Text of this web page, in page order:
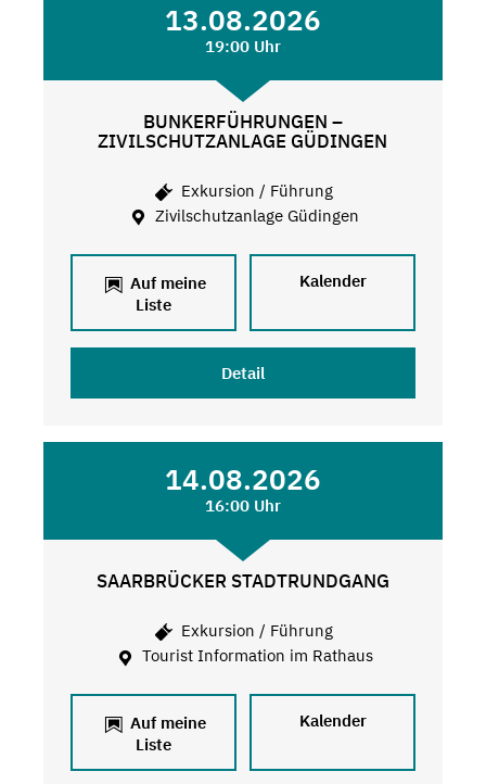
13.08.2026
19:00 Uhr
BUNKERFÜHRUNGEN –
ZIVILSCHUTZANLAGE GÜDINGEN
Exkursion / Führung
Zivilschutzanlage Güdingen
Auf meine
Liste
Kalender
Detail
14.08.2026
16:00 Uhr
SAARBRÜCKER STADTRUNDGANG
Exkursion / Führung
Tourist Information im Rathaus
Auf meine
Liste
Kalender